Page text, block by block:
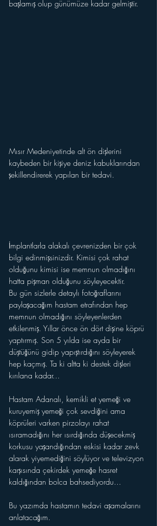
başlamış olup günümüze kadar gelmiştir.
Mısır Medeniyetinde alt ön dişlerini
kaybeden bir kişiye deniz kabuklarından
şekillendirerek yapılan bir tedavi.
İmplantlarla alakalı çevrenizden bir çok
bilgi edinmişsinizdir. Kimisi çok rahat
olduğunu kimisi ise memnun olmadığını
hatta pişman olduğunu söyleyecektir.
Bu gün sizlerle detaylı fotoğraflarını
paylaşacağım hastam etrafından hep
memnun olmadığını söyleyenlerden
etkilenmiş. Yıllar önce ön dört dişine köprü
yaptırmış. Son 5 yılda ise ayda bir
düştüğünü gidip yapıştırdığını söyleyerek
hep kaçmış. Ta ki altta ki destek dişleri
kırılana kadar...
Hastam Adanalı, kemikli et yemeği ve
kuruyemiş yemeği çok sevdiğini ama
köprüleri varken pirzolayı rahat
ısıramadığını her ısırdığında düşecekmiş
korkusu yaşandığından eskisi kadar zevk
alarak yiyemediğini söylüyor ve televizyon
karşısında çekirdek yemeğe hasret
kaldığından bolca bahsediyordu...
Bu yazımda hastamın tedavi aşamalarını
anlatacağım.